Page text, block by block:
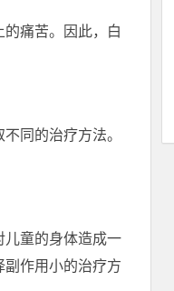
痛苦。因此，白
同的治疗方法。
童的身体造成一
作用小的治疗方